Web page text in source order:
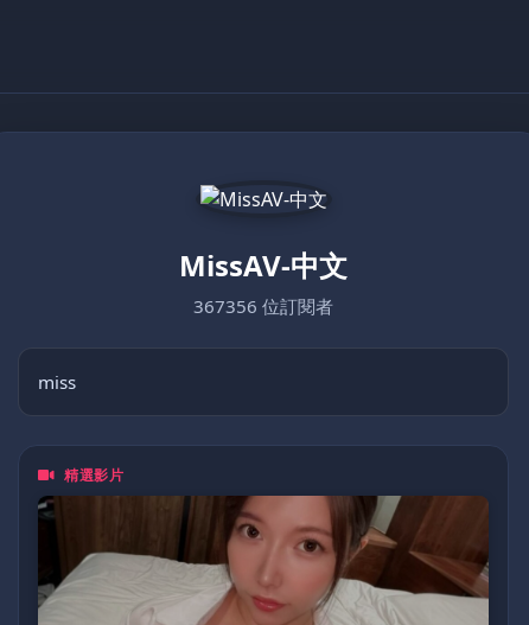
MissAV-中文
367356 位訂閱者
miss
精選影片